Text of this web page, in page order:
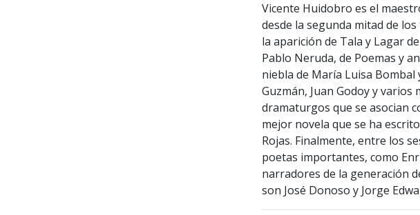
Vicente Huidobro es el
desde la segunda mitad de
la aparición de Tala y Lagar
Pablo Neruda, de Poemas y
niebla de María Luisa Bombal
Guzmán, Juan Godoy y
dramaturgos que se asocian
mejor novela que se ha
Rojas. Finalmente, entre los
poetas importantes, como
narradores de la generación
son José Donoso y Jorge